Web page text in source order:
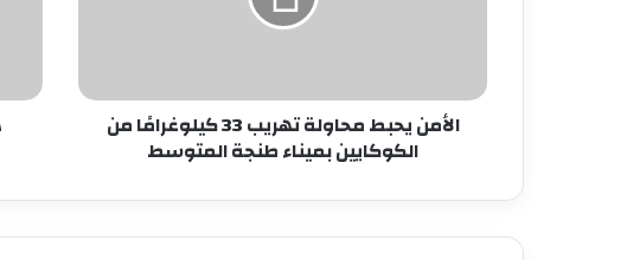
بميناء
طنجة
الأمن يحبط محاولة تهريب 33 كيلوغرامًا من
الكوكايين بميناء طنجة المتوسط
البيضاء
مومن